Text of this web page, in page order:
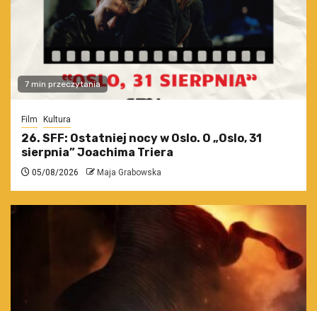
7 min przeczytania
Film Kultura
26. SFF: Ostatniej nocy w Oslo. O „Oslo, 31
sierpnia” Joachima Triera
05/08/2026 Maja Grabowska